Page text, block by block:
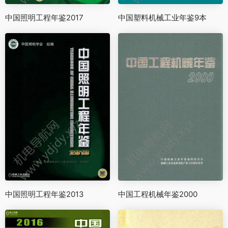
中国照明工程年鉴2017 中国塑料机械工业年鉴9本
中国照明工程年鉴2013 中国工程机械年鉴2000